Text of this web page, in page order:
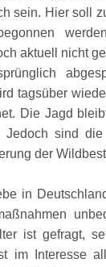
sein. Hier soll
aktuell nicht
tagsüber
Die Jagd
Jedoch sind
der
in
ist gefragt,
im Interesse